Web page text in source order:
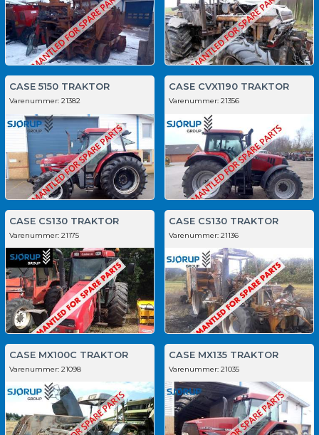
CASE 5150 TRAKTOR
Varenummer: 21382
CASE CVX1190 TRAKTOR
Varenummer: 21356
CASE CS130 TRAKTOR
Varenummer: 21175
CASE CS130 TRAKTOR
Varenummer: 21136
CASE MX100C TRAKTOR
Varenummer: 21098
CASE MX135 TRAKTOR
Varenummer: 21035